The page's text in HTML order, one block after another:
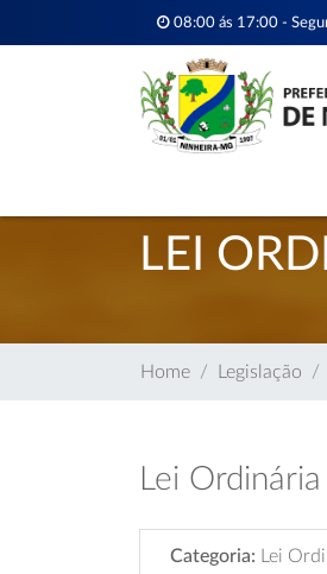
08:00 ás 17:00 -
LEI
Home Legislação
Lei
Categoria: Lei